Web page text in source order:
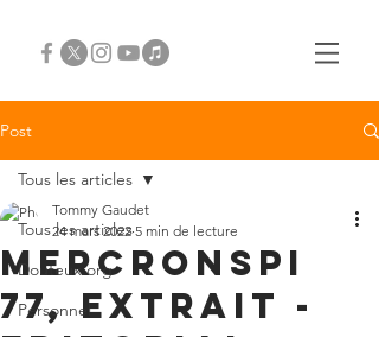
Post
Tous les articles
Douteux.org
Personnel
Tous les articles
Mercronspi
77, extrait -
Tommy Gaudet
24 mars 2022 5 min de lecture